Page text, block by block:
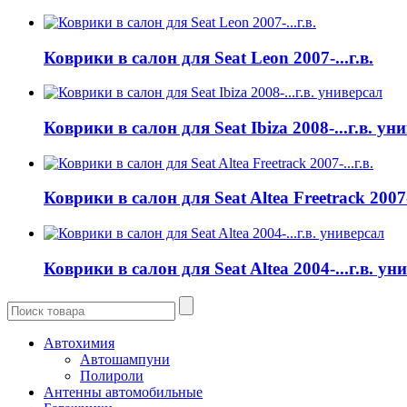
Коврики в салон для Seat Leon 2007-...г.в.
Коврики в салон для Seat Ibiza 2008-...г.в.
Коврики в салон для Seat Altea Freetrack
Коврики в салон для Seat Altea 2004-...г.в.
Автохимия
Автошампуни
Полироли
Антенны автомобильные